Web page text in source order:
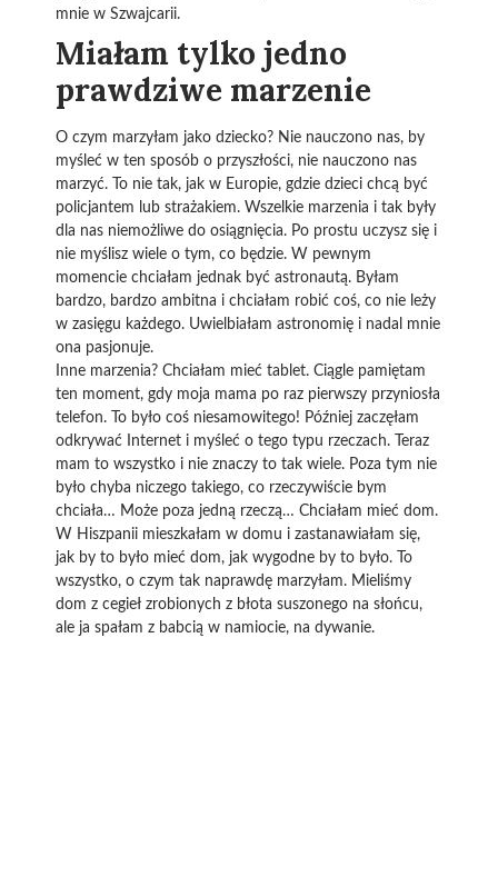
mnie w Szwajcarii.
Miałam tylko jedno
prawdziwe marzenie
O czym marzyłam jako dziecko? Nie nauczono nas, by
myśleć w ten sposób o przyszłości, nie nauczono nas
marzyć. To nie tak, jak w Europie, gdzie dzieci chcą być
policjantem lub strażakiem. Wszelkie marzenia i tak były
dla nas niemożliwe do osiągnięcia. Po prostu uczysz się i
nie myślisz wiele o tym, co będzie. W pewnym
momencie chciałam jednak być astronautą. Byłam
bardzo, bardzo ambitna i chciałam robić coś, co nie leży
w zasięgu każdego. Uwielbiałam astronomię i nadal mnie
ona pasjonuje.
Inne marzenia? Chciałam mieć tablet. Ciągle pamiętam
ten moment, gdy moja mama po raz pierwszy przyniosła
telefon. To było coś niesamowitego! Później zaczęłam
odkrywać Internet i myśleć o tego typu rzeczach. Teraz
mam to wszystko i nie znaczy to tak wiele. Poza tym nie
było chyba niczego takiego, co rzeczywiście bym
chciała… Może poza jedną rzeczą… Chciałam mieć dom.
W Hiszpanii mieszkałam w domu i zastanawiałam się,
jak by to było mieć dom, jak wygodne by to było. To
wszystko, o czym tak naprawdę marzyłam. Mieliśmy
dom z cegieł zrobionych z błota suszonego na słońcu,
ale ja spałam z babcią w namiocie, na dywanie.